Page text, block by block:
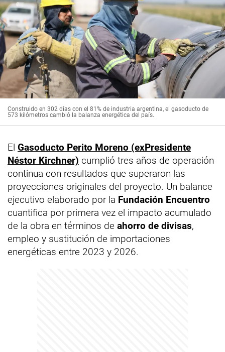
Construido en 302 días con el 81% de industria argentina, el gasoducto de
573 kilómetros cambió la balanza energética del país.
El Gasoducto Perito Moreno (exPresidente
Néstor Kirchner) cumplió tres años de operación
continua con resultados que superaron las
proyecciones originales del proyecto. Un balance
ejecutivo elaborado por la Fundación Encuentro
cuantifica por primera vez el impacto acumulado
de la obra en términos de ahorro de divisas,
empleo y sustitución de importaciones
energéticas entre 2023 y 2026.